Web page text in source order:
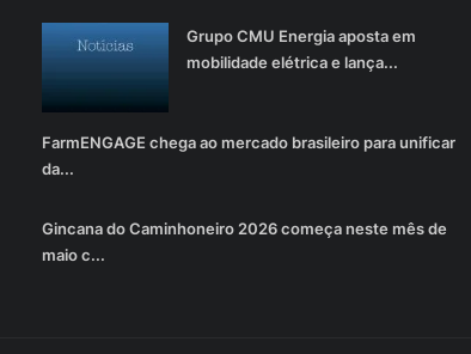
Grupo CMU Energia aposta em
mobilidade elétrica e lança...
FarmENGAGE chega ao mercado brasileiro para unificar
da...
Gincana do Caminhoneiro 2026 começa neste mês de
maio c...